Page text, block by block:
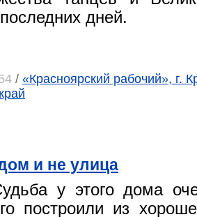
дней.
/ «Красноярский рабочий», г.
и не улица
у этого дома
построили из